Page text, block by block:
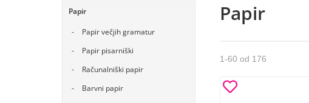
Papir
Papir večjih gramatur
Papir pisarniški
Računalniški papir
Barvni papir
Papir
1-60 od 176